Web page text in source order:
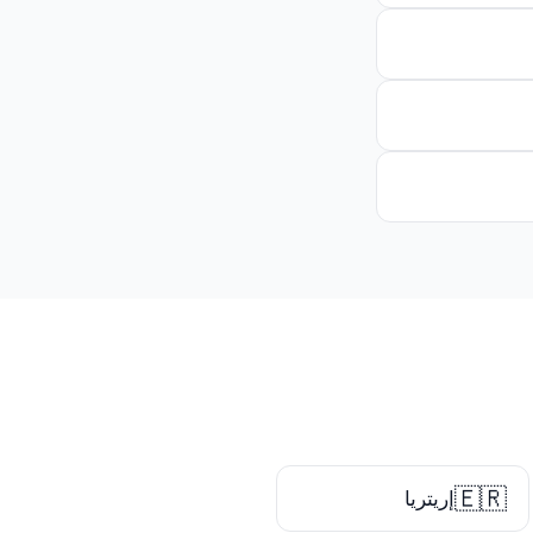
🇪🇷 إريتريا